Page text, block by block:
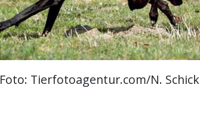
Foto: Tierfotoagentur.com/N. Schick